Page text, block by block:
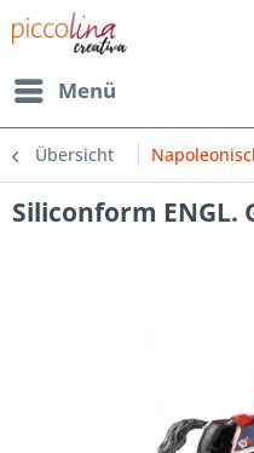
Menü
Übersicht
Siliconform ENGL.